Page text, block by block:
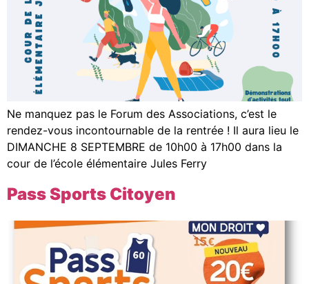
Ne manquez pas le Forum des Associations, c’est le
rendez-vous incontournable de la rentrée ! Il aura lieu le
DIMANCHE 8 SEPTEMBRE de 10h00 à 17h00 dans la
cour de l’école élémentaire Jules Ferry
Pass Sports Citoyen